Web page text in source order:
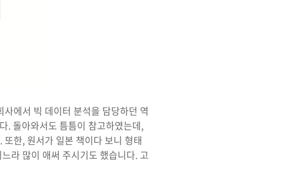
에서 빅 데이터 분석을 담당하던 역
. 돌아와서도 틈틈이 참고하였는데,
한, 원서가 일본 책이다 보니 형태
라 많이 애써 주시기도 했습니다. 고